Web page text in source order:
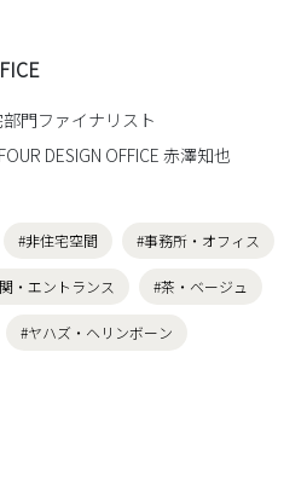
門ファイナリスト
DESIGN OFFICE 赤澤知也
#非住宅空間 #事務所・オフィス
・エントランス #茶・ベージュ
#ヤハズ・ヘリンボーン